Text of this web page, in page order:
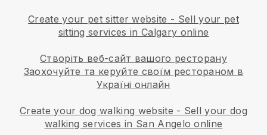
Create your pet sitter website - Sell your pet
sitting services in Calgary online
Створіть веб-сайт вашого ресторану
Заохочуйте та керуйте своїм рестораном в
Україні онлайн
Create your dog walking website - Sell your dog
walking services in San Angelo online